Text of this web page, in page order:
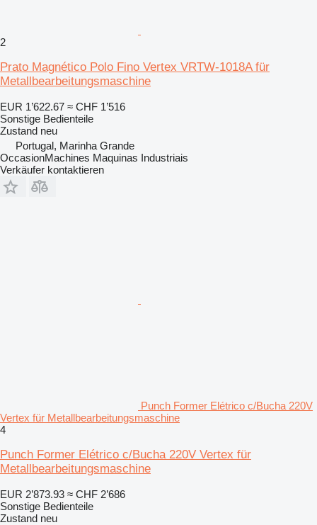
2
Prato Magnético Polo Fino Vertex VRTW-1018A für
Metallbearbeitungsmaschine
EUR 1’622.67 ≈ CHF 1’516
Sonstige Bedienteile
Zustand neu
Portugal, Marinha Grande
OccasionMachines Maquinas Industriais
Verkäufer kontaktieren
Punch Former Elétrico c/Bucha 220V
Vertex für Metallbearbeitungsmaschine
4
Punch Former Elétrico c/Bucha 220V Vertex für
Metallbearbeitungsmaschine
EUR 2’873.93 ≈ CHF 2’686
Sonstige Bedienteile
Zustand neu